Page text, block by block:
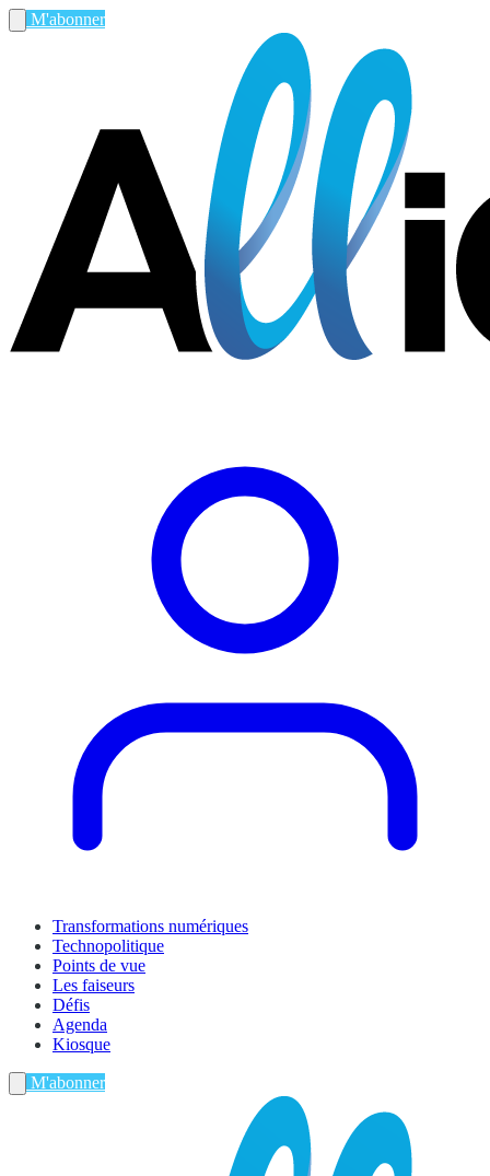
M'abonner
Transformations numériques
Technopolitique
Points de vue
Les faiseurs
Défis
Agenda
Kiosque
M'abonner